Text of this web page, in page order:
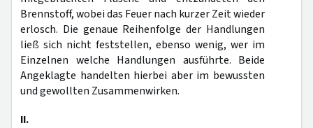
Brennstoff, wobei das Feuer nach kurzer Zeit wieder
erlosch. Die genaue Reihenfolge der Handlungen
ließ sich nicht feststellen, ebenso wenig, wer im
Einzelnen welche Handlungen ausführte. Beide
Angeklagte handelten hierbei aber im bewussten
und gewollten Zusammenwirken.
II.